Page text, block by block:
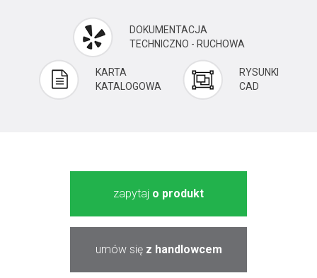
DOKUMENTACJA
TECHNICZNO - RUCHOWA
KARTA
KATALOGOWA
RYSUNKI
CAD
zapytaj o produkt
umów się z handlowcem